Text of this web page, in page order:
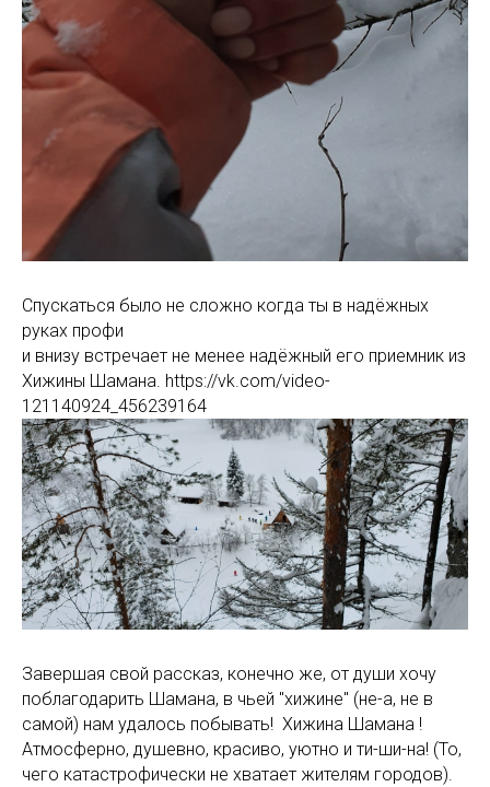
Спускаться было не сложно когда ты в надёжных
руках профи
и внизу встречает не менее надёжный его приемник из
Хижины Шамана. https://vk.com/video-
121140924_456239164
Завершая свой рассказ, конечно же, от души хочу
поблагодарить Шамана, в чьей "хижине" (не-а, не в
самой) нам удалось побывать! Хижина Шамана !
Атмосферно, душевно, красиво, уютно и ти-ши-на! (То,
чего катастрофически не хватает жителям городов).